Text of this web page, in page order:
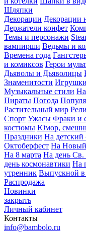
Шляпки
Декорации Декорации
Держатели конфет
Темы и персонажи
вампирши Ведьмы и
Времена года
и комиксов Герои
Дьяволы и Дьяволицы
Знаменитости Игрушки
Музыкальные стили
Пираты Погода
Растительный мир
Спорт Ужасы Фраки и
костюмы Юмор,
Праздники На детский
Октоберфест На Новый
На 8 марта На день Св.
день космонавтики На
утренник Выпускной в
Распродажа
Новинки
закрыть
Личный кабинет
Контакты
info@bambolo.ru